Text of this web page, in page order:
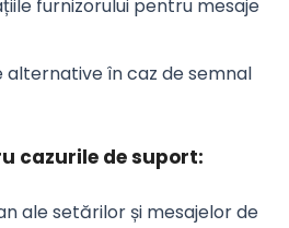
furnizorului pentru mesaje
în caz de semnal
cazurile de suport:
ale setărilor și mesajelor de